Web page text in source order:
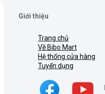
Giới thiệu
Trang chủ
Về Bibo Mart
Hệ thống cửa hàng
Tuyển dụng